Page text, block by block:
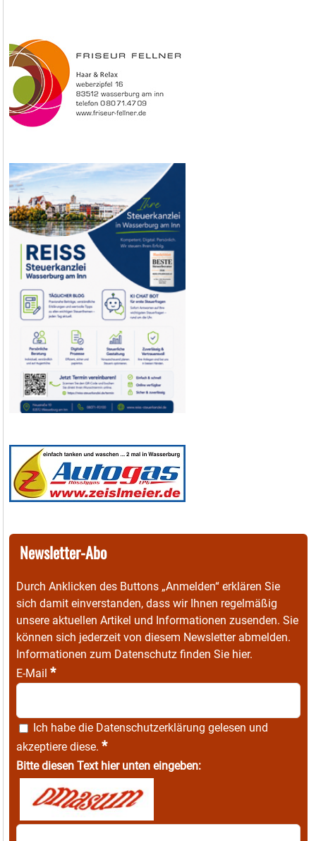
Newsletter-Abo
Durch Anklicken des Buttons „Anmelden“ erklären Sie
sich damit einverstanden, dass wir Ihnen regelmäßig
unsere aktuellen Artikel und Informationen zusenden. Sie
können sich jederzeit von diesem Newsletter abmelden.
Informationen zum Datenschutz finden Sie hier.
E-Mail *
Ich habe die Datenschutzerklärung gelesen und
akzeptiere diese. *
Bitte diesen Text hier unten eingeben: